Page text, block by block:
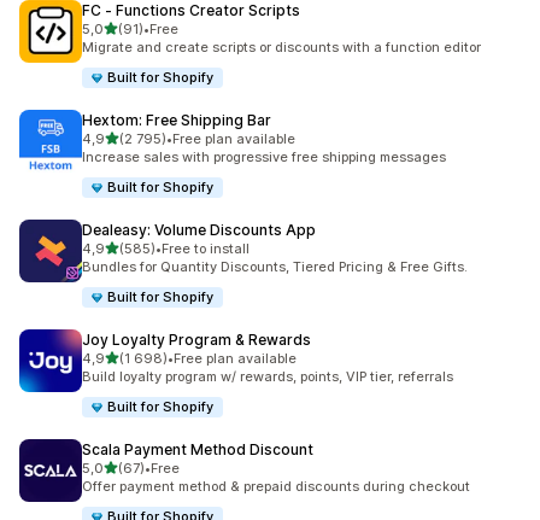
FC ‑ Functions Creator Scripts
5,0/ 5 tähteä
(91)
91 arvostelua yhteensä
•Free
Migrate and create scripts or discounts with a function editor
Built for Shopify
Hextom: Free Shipping Bar
4,9/ 5 tähteä
(2 795)
2795 arvostelua yhteensä
•Free plan available
Increase sales with progressive free shipping messages
Built for Shopify
Dealeasy: Volume Discounts App
4,9/ 5 tähteä
(585)
585 arvostelua yhteensä
•Free to install
Bundles for Quantity Discounts, Tiered Pricing & Free Gifts.
Built for Shopify
Joy Loyalty Program & Rewards
4,9/ 5 tähteä
(1 698)
1698 arvostelua yhteensä
•Free plan available
Build loyalty program w/ rewards, points, VIP tier, referrals
Built for Shopify
Scala Payment Method Discount
5,0/ 5 tähteä
(67)
67 arvostelua yhteensä
•Free
Offer payment method & prepaid discounts during checkout